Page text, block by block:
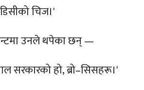
चिज।'
उनले थपेका छन् —
सरकारको हो, ब्रो–सिसहरू।'